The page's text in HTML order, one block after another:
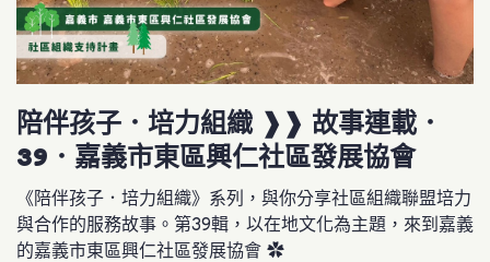
陪伴孩子．培力組織 ❱❱ 故事連載．
39．嘉義市東區興仁社區發展協會
《陪伴孩子．培力組織》系列，與你分享社區組織聯盟培力
與合作的服務故事。第39輯，以在地文化為主題，來到嘉義
的嘉義市東區興仁社區發展協會 ✿